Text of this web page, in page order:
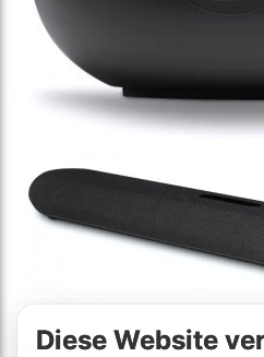
Diese Website